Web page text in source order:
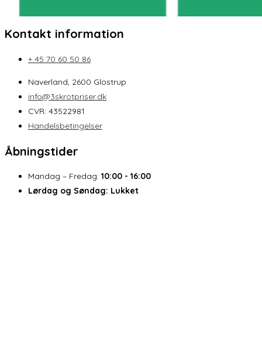
Kontakt information
+ 45 70 60 50 86
Naverland, 2600 Glostrup
info@3skrotpriser.dk
CVR: 43522981
Handelsbetingelser
Åbningstider
Mandag – Fredag: 10:00 - 16:00
Lørdag og Søndag: Lukket